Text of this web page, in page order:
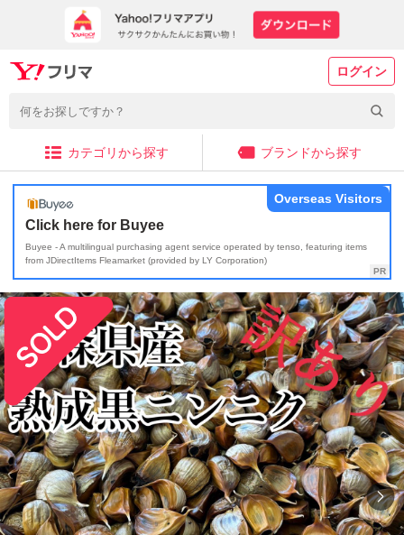
ログイン
カテゴリから探す ブランドから探す
Click here for Buyee
Buyee - A multilingual purchasing agent service operated by tenso, featuring items
from JDirectItems Fleamarket (provided by LY Corporation)
Overseas Visitors